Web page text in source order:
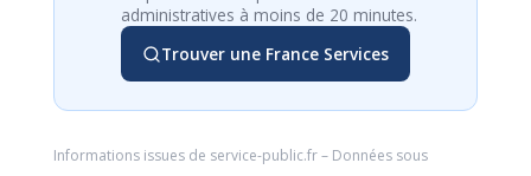
administratives à moins de 20 minutes.
Trouver une France Services
Informations issues de service-public.fr– Données sous